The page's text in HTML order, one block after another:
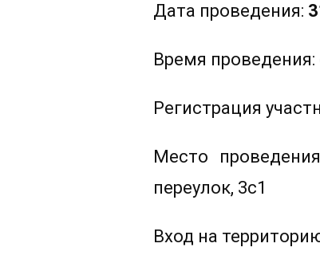
Дата проведения:
Время проведения:
Регистрация
Место
переулок, 3с1
Вход на